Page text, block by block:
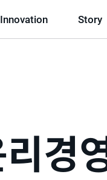
Innovation Story
경